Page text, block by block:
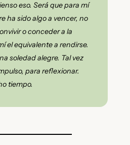
eso. Será que para mí
ha sido algo a vencer, no
o conceder a la
el equivalente a rendirse.
soledad alegre. Tal vez
para reflexionar.
tiempo.